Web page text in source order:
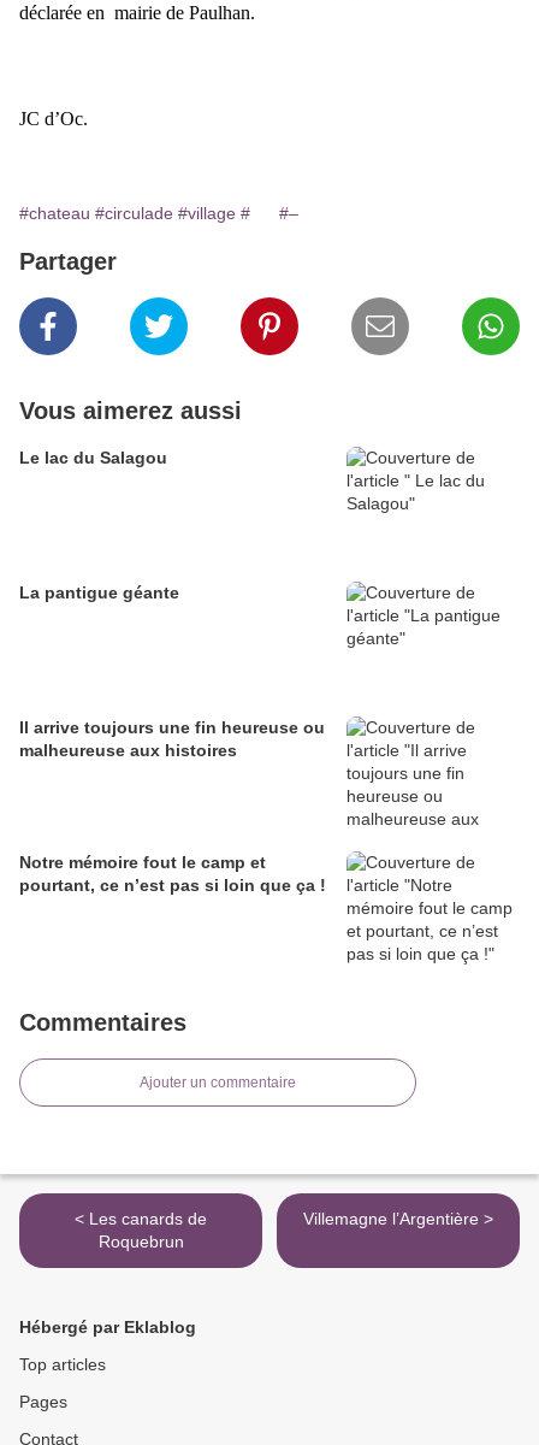
déclarée en mairie de Paulhan.
JC d’Oc.
#chateau #circulade #village # #–
Partager
Vous aimerez aussi
Le lac du Salagou
La pantigue géante
Il arrive toujours une fin heureuse ou
malheureuse aux histoires
Notre mémoire fout le camp et
pourtant, ce n’est pas si loin que ça !
Commentaires
Ajouter un commentaire
< Les canards de
Roquebrun
Villemagne l’Argentière >
Hébergé par Eklablog
Top articles
Pages
Contact